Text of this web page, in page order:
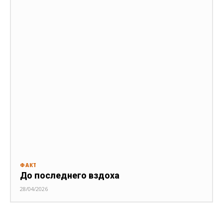
ФАКТ
До последнего вздоха
28/04/2026